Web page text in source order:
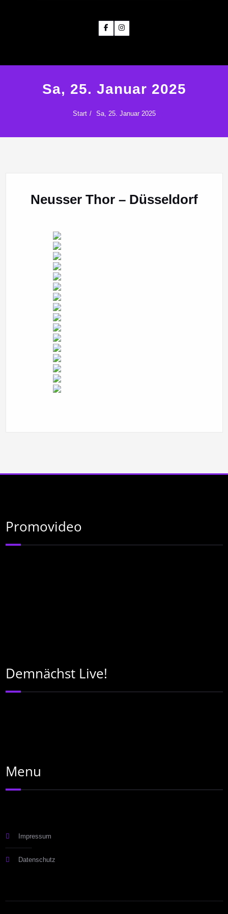
Sa, 25. Januar 2025
Start Sa, 25. Januar 2025
Neusser Thor – Düsseldorf
Promovideo
Demnächst Live!
Menu
Impressum
Datenschutz